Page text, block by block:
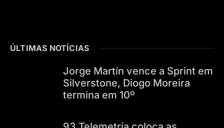
ÚLTIMAS NOTÍCIAS
Jorge Martín vence a Sprint em
Silverstone, Diogo Moreira
termina em 10º